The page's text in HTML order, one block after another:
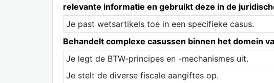
relevante informatie en gebruikt deze in de
Je past wetsartikels toe in een specifieke casus.
Behandelt complexe casussen binnen het domein
Je legt de BTW-principes en -mechanismes uit.
Je stelt de diverse fiscale aangiftes op.